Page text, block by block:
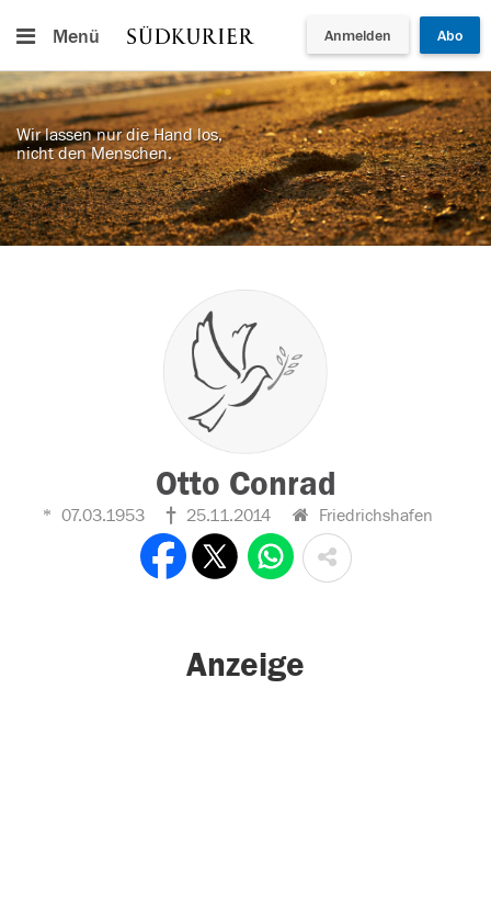
Menü Anmelden Abo
Wir lassen nur die Hand los,
nicht den Menschen.
Otto Conrad
07.03.1953 25.11.2014 Friedrichshafen
Anzeige